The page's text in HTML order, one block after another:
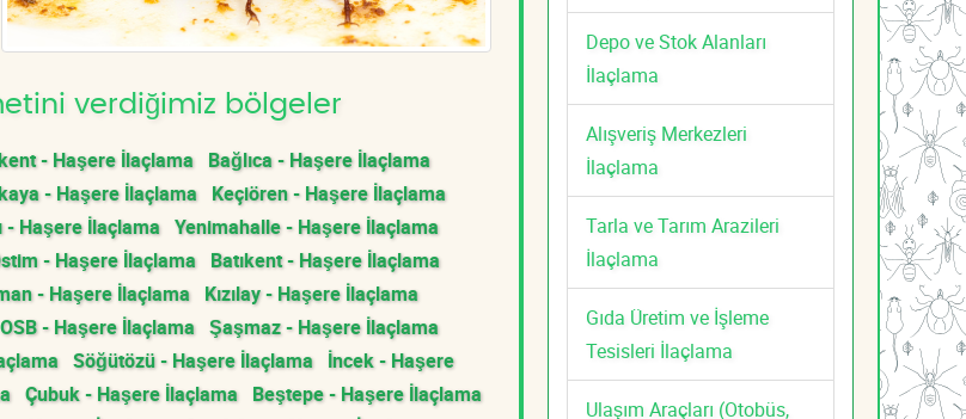
verdiğimiz bölgeler
- Haşere İlaçlama Bağlıca - Haşere İlaçlama
- Haşere İlaçlama Keçiören - Haşere İlaçlama
- Haşere İlaçlama Yenimahalle - Haşere İlaçlama
- Haşere İlaçlama Batıkent - Haşere İlaçlama
- Haşere İlaçlama Kızılay - Haşere İlaçlama
- Haşere İlaçlama Şaşmaz - Haşere İlaçlama
Söğütözü - Haşere İlaçlama İncek - Haşere
Çubuk - Haşere İlaçlama Beştepe - Haşere İlaçlama
Depo ve Stok Alanları
İlaçlama
Alışveriş Merkezleri
İlaçlama
Tarla ve Tarım Arazileri
İlaçlama
Gıda Üretim ve İşleme
Tesisleri İlaçlama
Ulaşım Araçları (Otobüs,